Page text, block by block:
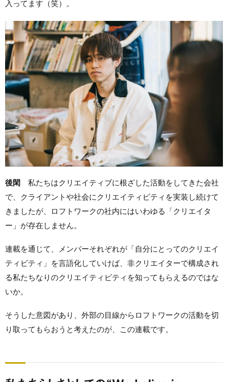
入ってます（笑）。
後閑 私たちはクリエイティブに根ざした活動をしてきた会社
で、クライアントや社会にクリエイティビティを実装し続けて
きましたが、ロフトワークの社内にはいわゆる「クリエイタ
ー」が存在しません。
連載を通じて、メンバーそれぞれが「自分にとってのクリエイ
ティビティ」を言語化していけば、非クリエイターで構成され
る私たちなりのクリエイティビティを知ってもらえるのではな
いか。
そうした意図があり、外部の目線からロフトワークの活動を切
り取ってもらおうと考えたのが、この連載です。